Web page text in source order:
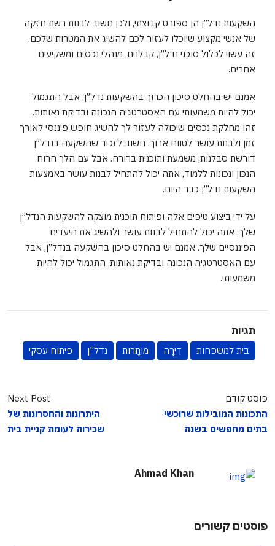
השקעות נדל”ן הן ספורט קבוצתי, ולכן חשוב לבנות רשת חזקה
של אנשי מקצוע שיוכלו לעזור לכם להשיג את המטרות שלכם.
זה עשוי לכלול סוכני נדל”ן, קבלנים, מנהלי נכסים ומשקיעים
אחרים.
אמנם יש בהחלט סיכון הכרוך בהשקעות נדל”ן, אבל התגמול
יכול להיות משמעותי עם האסטרטגיה הנכונה ובדיקת נאותות.
זהו מחלקת נכסים שיכולה לעזור לך להשיג חופש פיננסי לאורך
זמן ולבנות עושר לטווח ארוך. חשוב לזכור שהשקעה בנדל”ן
דורשת סבלנות, משמעת ותוכנית ברורה. אבל עם הלך הרוח
הנכון ונכונות ללמוד, אתה יכול להתחיל לבנות עושר באמצעות
השקעות נדל”ן כבר היום.
על ידי ביצוע טיפים אלה ופיתוח תוכנית מוצקה להשקעות הנדל”ן
שלך, אתה יכול להתחיל לבנות עושר ולהשיג את היעדים
הפיננסיים שלך. אמנם יש בהחלט סיכון בהשקעה בנדל”ן, אבל
עם האסטרטגיה הנכונה ובדיקת נאותות, התגמול יכול להיות
משמעותי.
תגיות
בית למשפחות דִירָה מוּתָרוּת נדל"ן פיתוח עסקי
פוסט קודם
התכונות המובילות שרוכשי
בתים מחפשים בשנת
Next Post
היתרונות והחסרונות של
שכירות לעומת קניית בית
Ahmad Khan
פוסטים קשורים